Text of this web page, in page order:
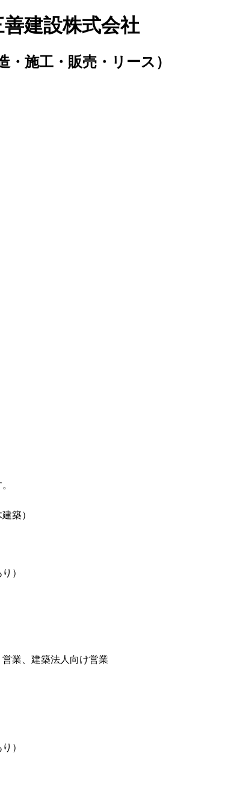
建設株式会社
施工・販売・リース）
築）
）
業、建築法人向け営業
）